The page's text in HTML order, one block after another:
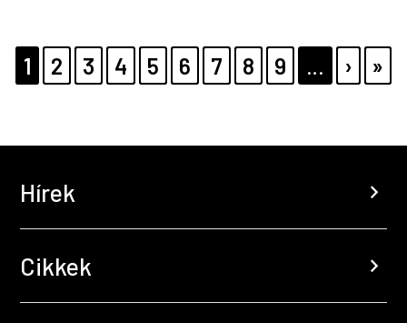
Pagination
PAGE
1 PAGE
2 PAGE
3 PAGE
4 PAGE
5 PAGE
6 PAGE
7 PAGE
8 PAGE
9 … › »
Hírek chevron_right
Cikkek chevron_right